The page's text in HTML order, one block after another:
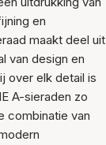
en
maakt deel uit
van design en
over elk detail is
A-sieraden zo
combinatie van